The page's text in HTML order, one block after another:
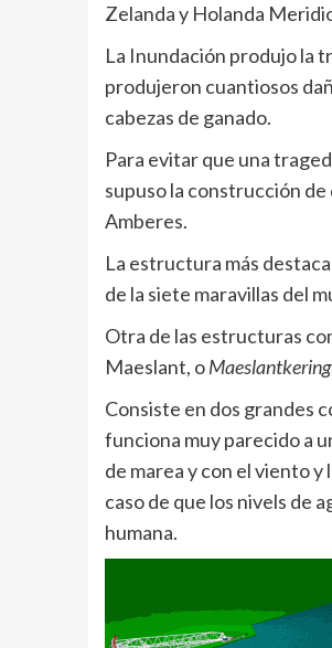
Zelanda y Holanda
La Inundación produjo la
produjeron cuantiosos
cabezas de ganado.
Para evitar que una
supuso la construcción
Amberes.
La estructura más
de la siete maravillas del
Otra de las estructuras
Maeslant, oMaeslantkering
Consiste en dos grandes
funciona muy parecido a
de marea y con el viento
caso de que los nivels de
humana.